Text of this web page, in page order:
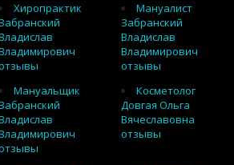
Хиропрактик
Забранский
Мануалист
Забранский
Владислав
Владимирович
отзывы
Мануальщик
Забранский
Косметолог
Довгая Ольга
Вячеславовна
отзывы